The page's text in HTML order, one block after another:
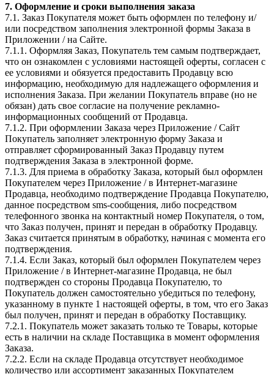
7. Оформление и сроки выполнения заказа
7.1. Заказ Покупателя может быть оформлен по телефону и/
или посредством заполнения электронной формы Заказа в
Приложении / на Сайте.
7.1.1. Оформляя Заказ, Покупатель тем самым подтверждает,
что он ознакомлен с условиями настоящей оферты, согласен с
ее условиями и обязуется предоставить Продавцу всю
информацию, необходимую для надлежащего оформления и
исполнения Заказа. При желании Покупатель вправе (но не
обязан) дать свое согласие на получение рекламно-
информационных сообщений от Продавца.
7.1.2. При оформлении Заказа через Приложение / Сайт
Покупатель заполняет электронную форму Заказа и
отправляет сформированный Заказ Продавцу путем
подтверждения Заказа в электронной форме.
7.1.3. Для приема в обработку Заказа, который был оформлен
Покупателем через Приложение / в Интернет-магазине
Продавца, необходимо подтверждение Продавца Покупателю,
данное посредством sms-сообщения, либо посредством
телефонного звонка на контактный номер Покупателя, о том,
что Заказ получен, принят и передан в обработку Продавцу.
Заказ считается принятым в обработку, начиная с момента его
подтверждения.
7.1.4. Если Заказ, который был оформлен Покупателем через
Приложение / в Интернет-магазине Продавца, не был
подтвержден со стороны Продавца Покупателю, то
Покупатель должен самостоятельно убедиться по телефону,
указанному в пункте 1 настоящей оферты, в том, что его Заказ
был получен, принят и передан в обработку Поставщику.
7.2.1. Покупатель может заказать только те Товары, которые
есть в наличии на складе Поставщика в момент оформления
Заказа.
7.2.2. Если на складе Продавца отсутствует необходимое
количество или ассортимент заказанных Покупателем